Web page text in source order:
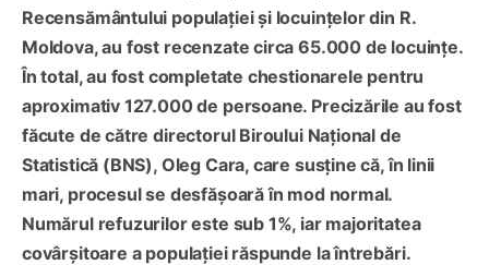
Recensământului populației și locuințelor din R.
Moldova, au fost recenzate circa 65.000 de locuințe.
În total, au fost completate chestionarele pentru
aproximativ 127.000 de persoane. Precizările au fost
făcute de către directorul Biroului Național de
Statistică (BNS), Oleg Cara, care susține că, în linii
mari, procesul se desfășoară în mod normal.
Numărul refuzurilor este sub 1%, iar majoritatea
covârșitoare a populației răspunde la întrebări.